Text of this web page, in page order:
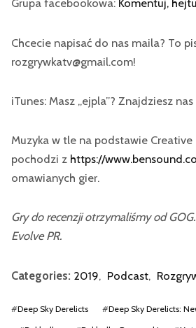
Grupa facebookowa: Komentuj,
Chcecie napisać do nas maila? To
rozgrywkatv@gmail.com!
iTunes: Masz „ejpla”? Znajdziesz nas
Muzyka w tle na podstawie Creative
pochodzi z https://
omawianych gier.
Gry do recenzji otrzymaliśmy od
Evolve PR.
Categories: 2019, Podcast,
#Deep Sky Derelicts #Deep Sky Derelicts: